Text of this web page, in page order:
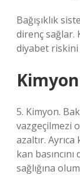
Bağışıklık
direnç sağlar.
diyabet riskini
5. Kimyon.
vazgeçilmezi
azaltır.
kan
sağlığına